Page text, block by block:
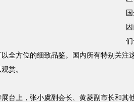
全方位的细致品鉴。国内所有特别关注
赏。
上，张小虞副会长、黄菱副市长和其